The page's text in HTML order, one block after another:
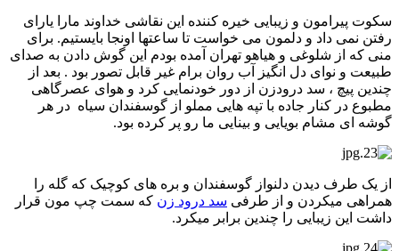
سکوت پیرامون و زیبایی خیره کننده این نقاشی خداوند مارا یارای
رفتن نمی داد و دلمون می خواست تا ساعتها اونجا بایستیم. برای
منی که از شلوغی و هیاهو تهران آمده بودم این گوش دادن به صدای
طبیعت و نوای دل انگیز آب روان برام غیر قابل تصور بود . بعد از
چندین پیچ ، سد درودزن از دور خودنمایی کرد و هوای عصرگاهی
مطبوع در کنار جاده با تپه هایی مملو از گوسفندان سیاه در هر
گوشه ای مشام بویایی و بینایی ما رو پر کرده بود.
از یک طرف دیدن دلنواز گوسفندان و بره های کوچیک که گله را
همراهی میکردن و از طرفی سد درود زن که سمت چپ مون قرار
داشت این زیبایی را چندین برابر میکرد.